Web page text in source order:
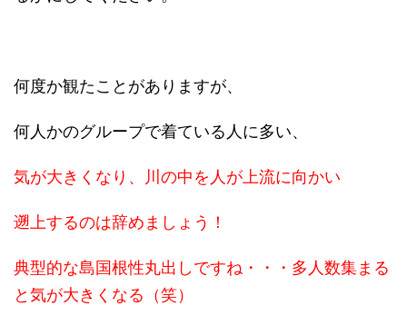
何度か観たことがありますが、
何人かのグループで着ている人に多い、
気が大きくなり、川の中を人が上流に向かい
遡上するのは辞めましょう！
典型的な島国根性丸出しですね・・・多人数集まる
と気が大きくなる（笑）